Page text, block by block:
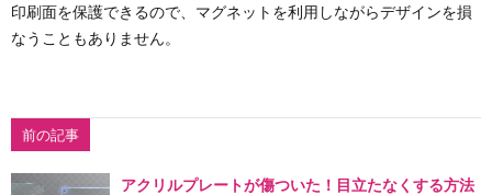
印刷面を保護できるので、マグネットを利用しながらデザインを損
なうこともありません。
前の記事
アクリルプレートが傷ついた！目立たなくする方法